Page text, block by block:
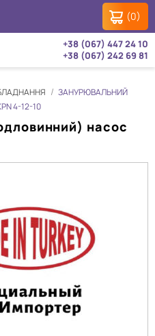
(0)
+38 (067) 447 24 10
+38 (067) 242 69 81
ЗАНУРЮВАЛЬНИЙ
4-12-10
насос